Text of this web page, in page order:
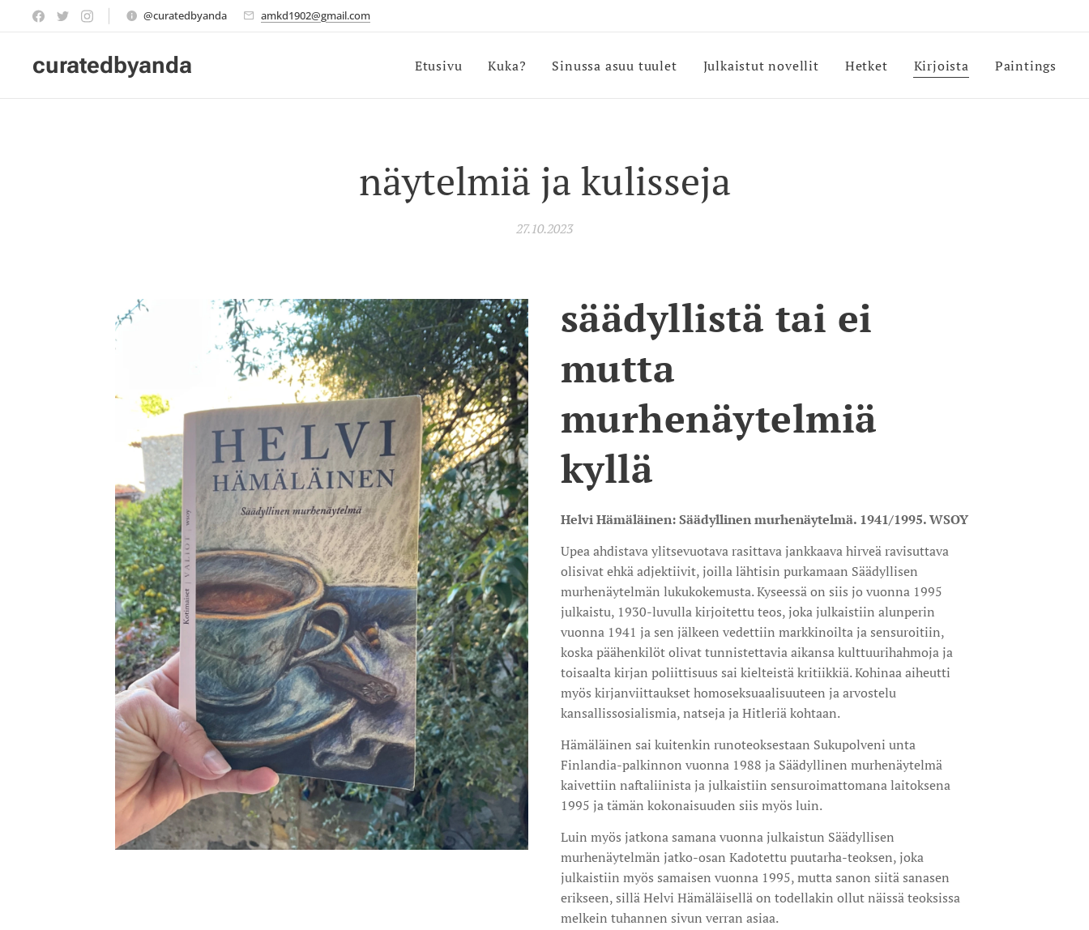
@curatedbyanda amkd1902@gmail.com
curatedbyanda Etusivu Kuka? Sinussa asuu tuulet Julkaistut novellit Hetket Kirjoista Paintings
näytelmiä ja kulisseja
27.10.2023
säädyllistä tai ei
mutta
murhenäytelmiä
kyllä
Helvi Hämäläinen: Säädyllinen murhenäytelmä. 1941/1995. WSOY
Upea ahdistava ylitsevuotava rasittava jankkaava hirveä ravisuttava
olisivat ehkä adjektiivit, joilla lähtisin purkamaan Säädyllisen
murhenäytelmän lukukokemusta. Kyseessä on siis jo vuonna 1995
julkaistu, 1930-luvulla kirjoitettu teos, joka julkaistiin alunperin
vuonna 1941 ja sen jälkeen vedettiin markkinoilta ja sensuroitiin,
koska päähenkilöt olivat tunnistettavia aikansa kulttuurihahmoja ja
toisaalta kirjan poliittisuus sai kielteistä kritiikkiä. Kohinaa aiheutti
myös kirjanviittaukset homoseksuaalisuuteen ja arvostelu
kansallissosialismia, natseja ja Hitleriä kohtaan.
Hämäläinen sai kuitenkin runoteoksestaan Sukupolveni unta
Finlandia-palkinnon vuonna 1988 ja Säädyllinen murhenäytelmä
kaivettiin naftaliinista ja julkaistiin sensuroimattomana laitoksena
1995 ja tämän kokonaisuuden siis myös luin.
Luin myös jatkona samana vuonna julkaistun Säädyllisen
murhenäytelmän jatko-osan Kadotettu puutarha-teoksen, joka
julkaistiin myös samaisen vuonna 1995, mutta sanon siitä sanasen
erikseen, sillä Helvi Hämäläisellä on todellakin ollut näissä teoksissa
melkein tuhannen sivun verran asiaa.